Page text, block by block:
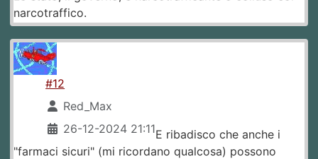
narcotraffico.
#12
Red_Max
26-12-2024 21:11E ribadisco che anche i
"farmaci sicuri" (mi ricordano qualcosa) possono